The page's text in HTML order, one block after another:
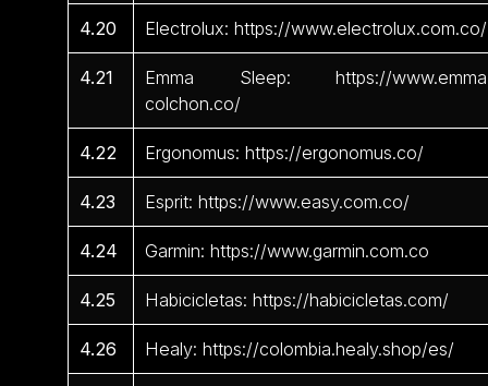
4.20 Electrolux: https://www.electrolux.com.co/
4.21
Emma Sleep: https://
colchon.co/
4.22 Ergonomus: https://ergonomus.co/
4.23 Esprit: https://www.easy.com.co/
4.24 Garmin: https://www.garmin.com.co
4.25 Habicicletas: https://habicicletas.com/
4.26 Healy: https://colombia.healy.shop/es/